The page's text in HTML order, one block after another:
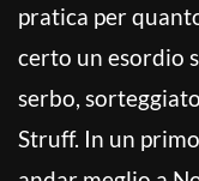
pratica per
certo un esordio
serbo,
Struff. In un